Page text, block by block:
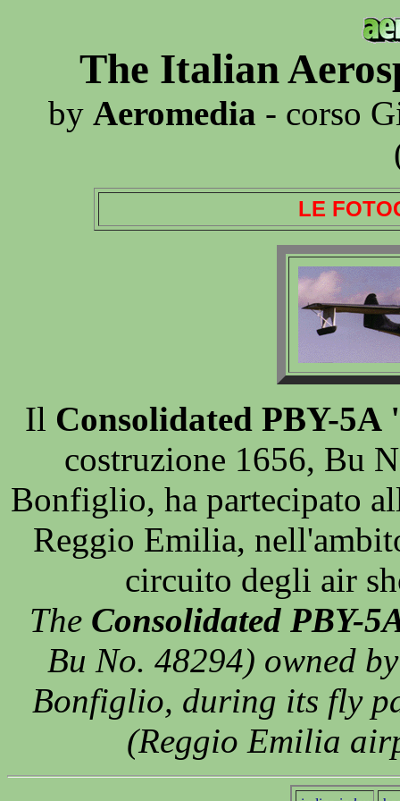
The Italian
by Aeromedia - corso
LE
Il Consolidated PBY-
costruzione 1656, Bu
Bonfiglio, ha partecipato
Reggio Emilia,
circuito degli air
The Consolidated PBY-
Bu No. 48294) owned
Bonfiglio, during its fly
(Reggio Emilia